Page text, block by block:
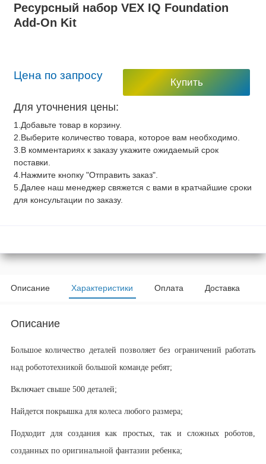
Ресурсный набор VEX IQ Foundation
Add-On Kit
Цена по запросу
Купить
Для уточнения цены:
1.Добавьте товар в корзину.
2.Выберите количество товара, которое вам необходимо.
3.В комментариях к заказу укажите ожидаемый срок
поставки.
4.Нажмите кнопку "Отправить заказ".
5.Далее наш менеджер свяжется с вами в кратчайшие сроки
для консультации по заказу.
Описание Характеристики Оплата Доставка
Описание
Большое количество деталей позволяет без ограничений работать
над робототехникой большой команде ребят;
Включает свыше 500 деталей;
Найдется покрышка для колеса любого размера;
Подходит для создания как простых, так и сложных роботов,
созданных по оригинальной фантазии ребенка;